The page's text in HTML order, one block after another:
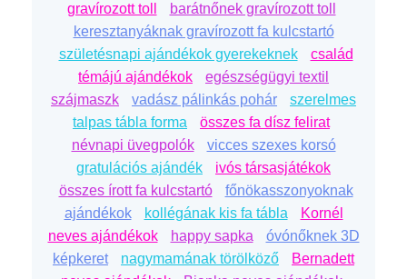
Fontos Megjegyzés:Ha szeretnéd feldobni a
legénybúcsút vagy csak egy mókás ajándékot
keresel, a Vicces Tanga Férfiaknak a tökéletes
választás. Rendeld meg most és készülj a nevetésre!
gravírozott toll
barátnőnek gravírozott toll
keresztanyáknak gravírozott fa kulcstartó
születésnapi ajándékok gyerekeknek
család
témájú ajándékok
egészségügyi textil
szájmaszk
vadász pálinkás pohár
szerelmes
talpas tábla forma
összes fa dísz felirat
névnapi üvegpolók
vicces szexes korsó
gratulációs ajándék
ivós társasjátékok
összes írott fa kulcstartó
főnökasszonyoknak
ajándékok
kollégának kis fa tábla
Kornél
neves ajándékok
happy sapka
óvónőknek 3D
képkeret
nagymamának törölköző
Bernadett